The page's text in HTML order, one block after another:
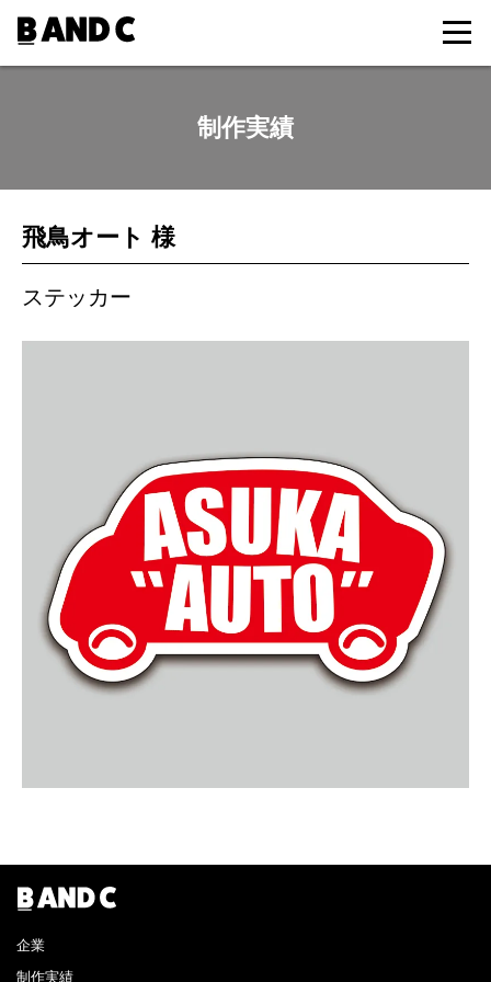
制作実績
飛鳥オート 様
ステッカー
企業
制作実績